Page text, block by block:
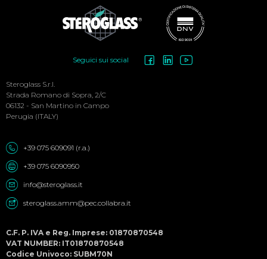
Menu
Seguici sui social
Steroglass S.r.l.
Strada Romano di Sopra, 2/C
06132 - San Martino in Campo
Perugia (ITALY)
+39 075 609091 (r.a.)
+39 075 6090950
info@steroglass.it
steroglass.amm@pec.collabra.it
C.F. P. IVA e Reg. Imprese: 01870870548
VAT NUMBER: IT01870870548
Codice Univoco: SUBM70N